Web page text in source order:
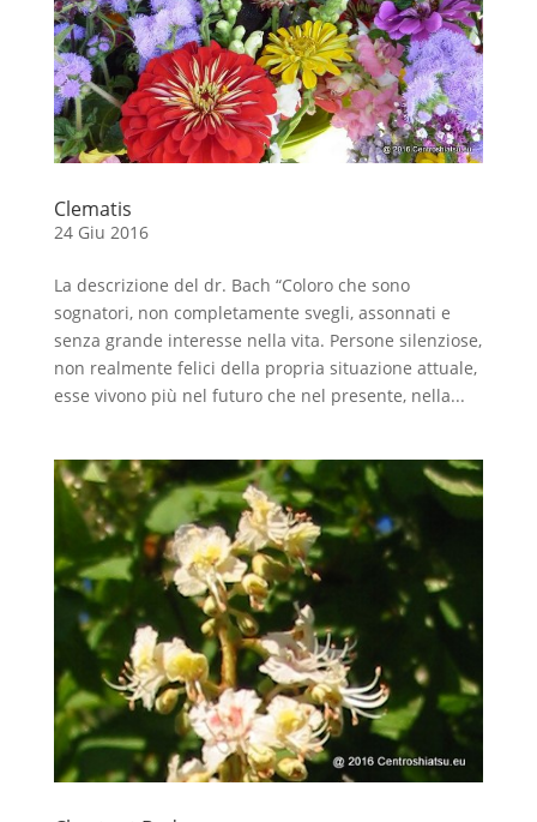
Clematis
24 Giu 2016
La descrizione del dr. Bach “Coloro che sono
sognatori, non completamente svegli, assonnati e
senza grande interesse nella vita. Persone silenziose,
non realmente felici della propria situazione attuale,
esse vivono più nel futuro che nel presente, nella...